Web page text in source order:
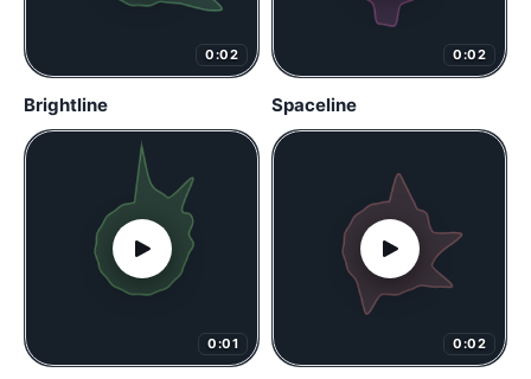
0:02
Brightline
0:02
Spaceline
0:01 0:02